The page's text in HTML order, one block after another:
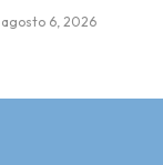
agosto 6, 2026